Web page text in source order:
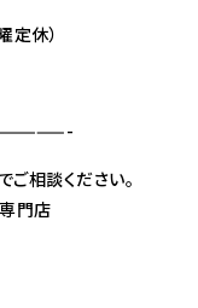
定休）
相談ください。
門店